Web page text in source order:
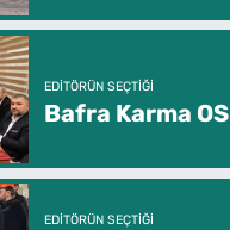
EDITÖRÜN SEÇTIĞI
Bafra Karma
EDITÖRÜN SEÇTIĞI